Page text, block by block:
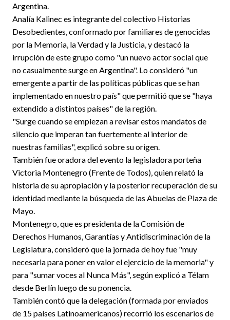
Argentina.
Analía Kalinec es integrante del colectivo Historias
Desobedientes, conformado por familiares de genocidas
por la Memoria, la Verdad y la Justicia, y destacó la
irrupción de este grupo como "un nuevo actor social que
no casualmente surge en Argentina". Lo consideró "un
emergente a partir de las políticas públicas que se han
implementado en nuestro país" que permitió que se "haya
extendido a distintos países" de la región.
"Surge cuando se empiezan a revisar estos mandatos de
silencio que imperan tan fuertemente al interior de
nuestras familias", explicó sobre su origen.
También fue oradora del evento la legisladora porteña
Victoria Montenegro (Frente de Todos), quien relató la
historia de su apropiación y la posterior recuperación de su
identidad mediante la búsqueda de las Abuelas de Plaza de
Mayo.
Montenegro, que es presidenta de la Comisión de
Derechos Humanos, Garantías y Antidiscriminación de la
Legislatura, consideró que la jornada de hoy fue "muy
necesaria para poner en valor el ejercicio de la memoria" y
para "sumar voces al Nunca Más", según explicó a Télam
desde Berlín luego de su ponencia.
También contó que la delegación (formada por enviados
de 15 países Latinoamericanos) recorrió los escenarios de